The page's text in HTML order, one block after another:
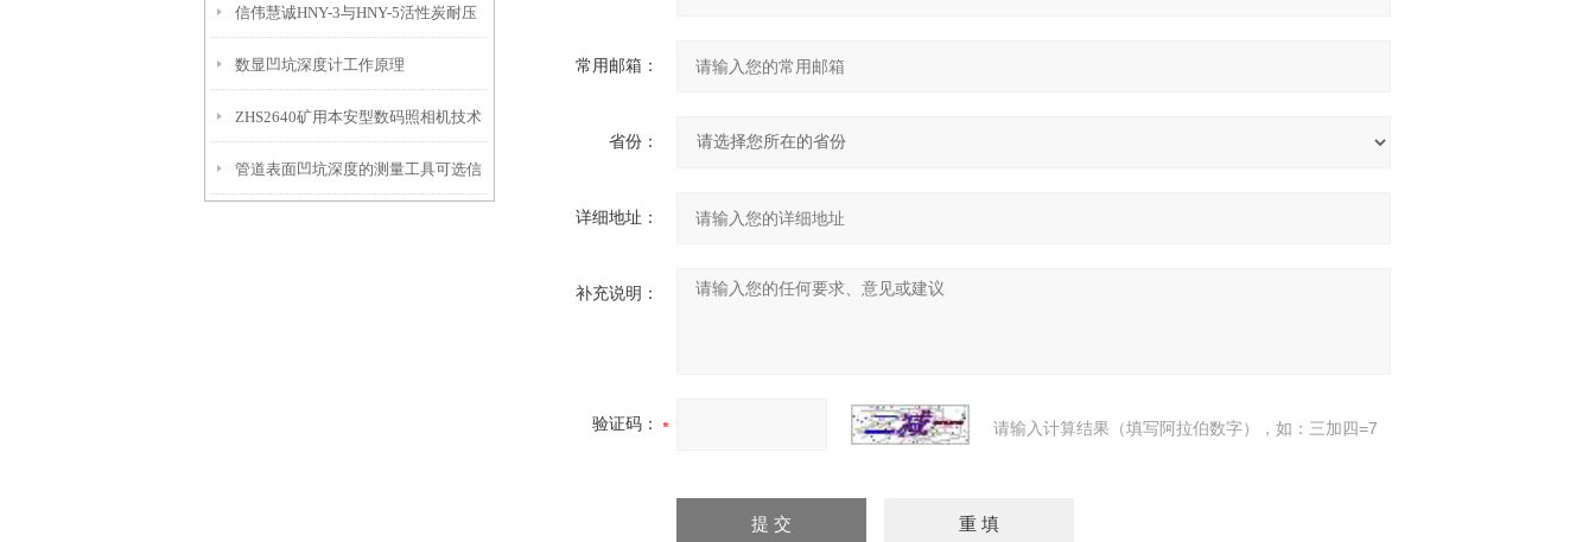
免测试过程中测针移动导致数据变动
信伟慧诚HNY-3与HNY-5活性炭耐压
强度测定仪技术参数！
数显凹坑深度计工作原理
ZHS2640矿用本安型数码照相机技术
参数！
管道表面凹坑深度的测量工具可选信
常用邮箱：
省份：
详细地址：
补充说明：
验证码： 请输入计算结果（填写阿拉伯数字），如：三加四=7